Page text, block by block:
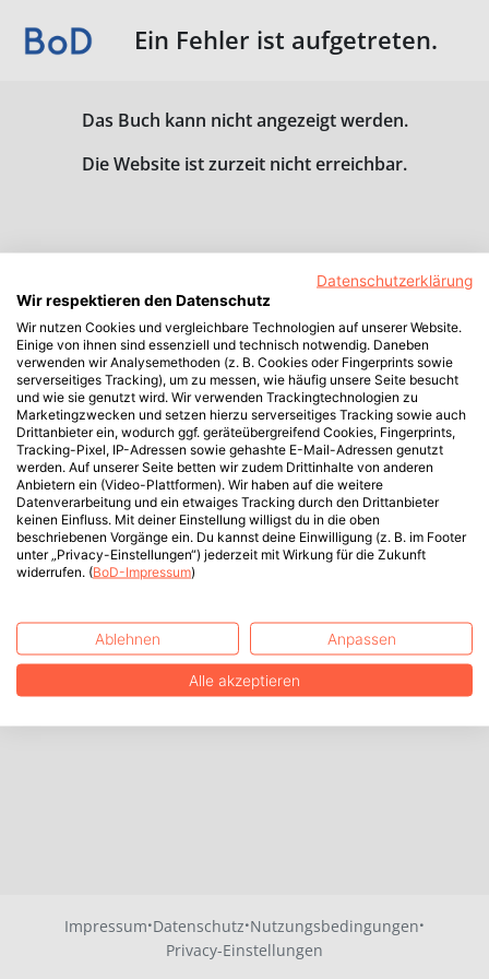
Ein Fehler ist aufgetreten.
Das Buch kann nicht angezeigt werden.
Die Website ist zurzeit nicht erreichbar.
Impressum·Datenschutz·Nutzungsbedingungen·
Privacy-Einstellungen
Datenschutzerklärung
Wir respektieren den Datenschutz
Wir nutzen Cookies und vergleichbare Technologien auf unserer Website.
Einige von ihnen sind essenziell und technisch notwendig. Daneben
verwenden wir Analysemethoden (z. B. Cookies oder Fingerprints sowie
serverseitiges Tracking), um zu messen, wie häufig unsere Seite besucht
und wie sie genutzt wird. Wir verwenden Trackingtechnologien zu
Marketingzwecken und setzen hierzu serverseitiges Tracking sowie auch
Drittanbieter ein, wodurch ggf. geräteübergreifend Cookies, Fingerprints,
Tracking-Pixel, IP-Adressen sowie gehashte E-Mail-Adressen genutzt
werden. Auf unserer Seite betten wir zudem Drittinhalte von anderen
Anbietern ein (Video-Plattformen). Wir haben auf die weitere
Datenverarbeitung und ein etwaiges Tracking durch den Drittanbieter
keinen Einfluss. Mit deiner Einstellung willigst du in die oben
beschriebenen Vorgänge ein. Du kannst deine Einwilligung (z. B. im Footer
unter „Privacy-Einstellungen“) jederzeit mit Wirkung für die Zukunft
widerrufen. (BoD-Impressum)
Ablehnen Anpassen
Alle akzeptieren